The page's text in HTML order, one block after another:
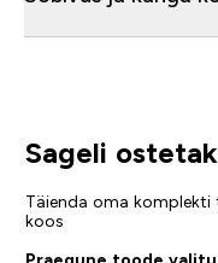
Sageli
Täienda oma
koos
Praegune toode